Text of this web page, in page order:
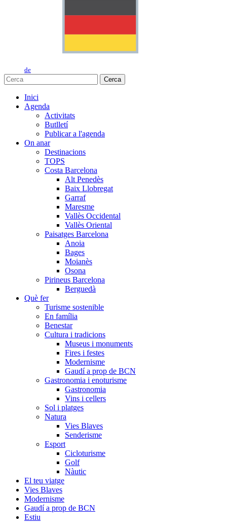
de
Cerca
Inici
Agenda
Activitats
Butlletí
Publicar a l'agenda
On anar
Destinacions
TOPS
Costa Barcelona
Alt Penedès
Baix Llobregat
Garraf
Maresme
Vallès Occidental
Vallès Oriental
Paisatges Barcelona
Anoia
Bages
Moianès
Osona
Pirineus Barcelona
Berguedà
Què fer
Turisme sostenible
En família
Benestar
Cultura i tradicions
Museus i monuments
Fires i festes
Modernisme
Gaudí a prop de BCN
Gastronomia i enoturisme
Gastronomia
Vins i cellers
Sol i platges
Natura
Vies Blaves
Senderisme
Esport
Cicloturisme
Golf
Nàutic
El teu viatge
Vies Blaves
Modernisme
Gaudí a prop de BCN
Estiu